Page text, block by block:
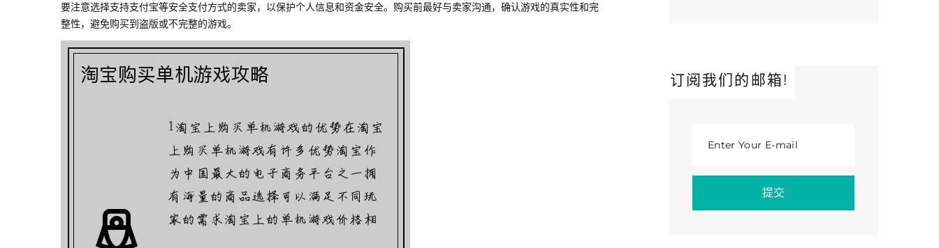
要注意选择支持支付宝等安全支付方式的卖家，以保护个人信息和资金安全。购买前最好与卖家沟通，确认游戏的真实性和完
整性，避免购买到盗版或不完整的游戏。
订阅我们的邮箱!
Enter Your E-mail
提交